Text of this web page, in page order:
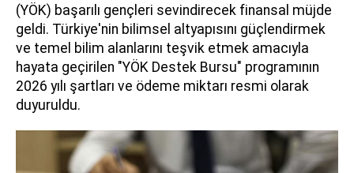
(YÖK) başarılı gençleri sevindirecek finansal müjde
geldi. Türkiye'nin bilimsel altyapısını güçlendirmek
ve temel bilim alanlarını teşvik etmek amacıyla
hayata geçirilen "YÖK Destek Bursu" programının
2026 yılı şartları ve ödeme miktarı resmi olarak
duyuruldu.